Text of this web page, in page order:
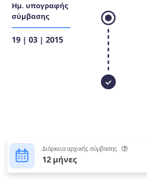
Ημ. υπογραφής
σύμβασης
19 | 03 | 2015
Διάρκεια αρχικής σύμβασης
12 μήνες